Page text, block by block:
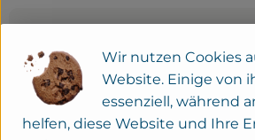
Produktdatenblatt
Wir nutzen Cookies
Website. Einige von
essenziell, während
helfen, diese Website und Ihre